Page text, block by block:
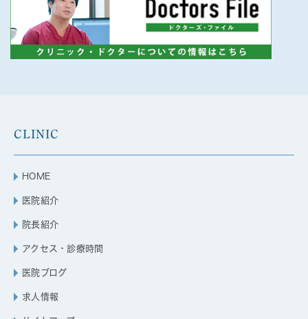
CLINIC
HOME
医院紹介
院長紹介
アクセス・診療時間
医院ブログ
求人情報